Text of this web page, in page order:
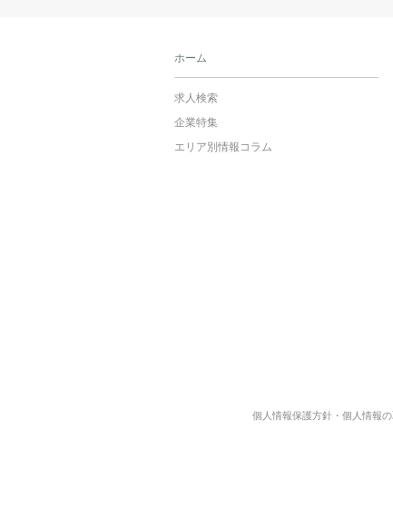
ホーム
求人検索
企業特集
エリア別情報コラム
個人情報保護方針・個人情報